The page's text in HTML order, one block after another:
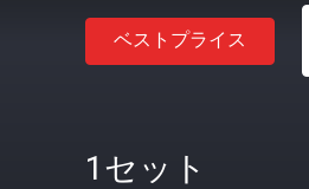
ベストプライス
1セット